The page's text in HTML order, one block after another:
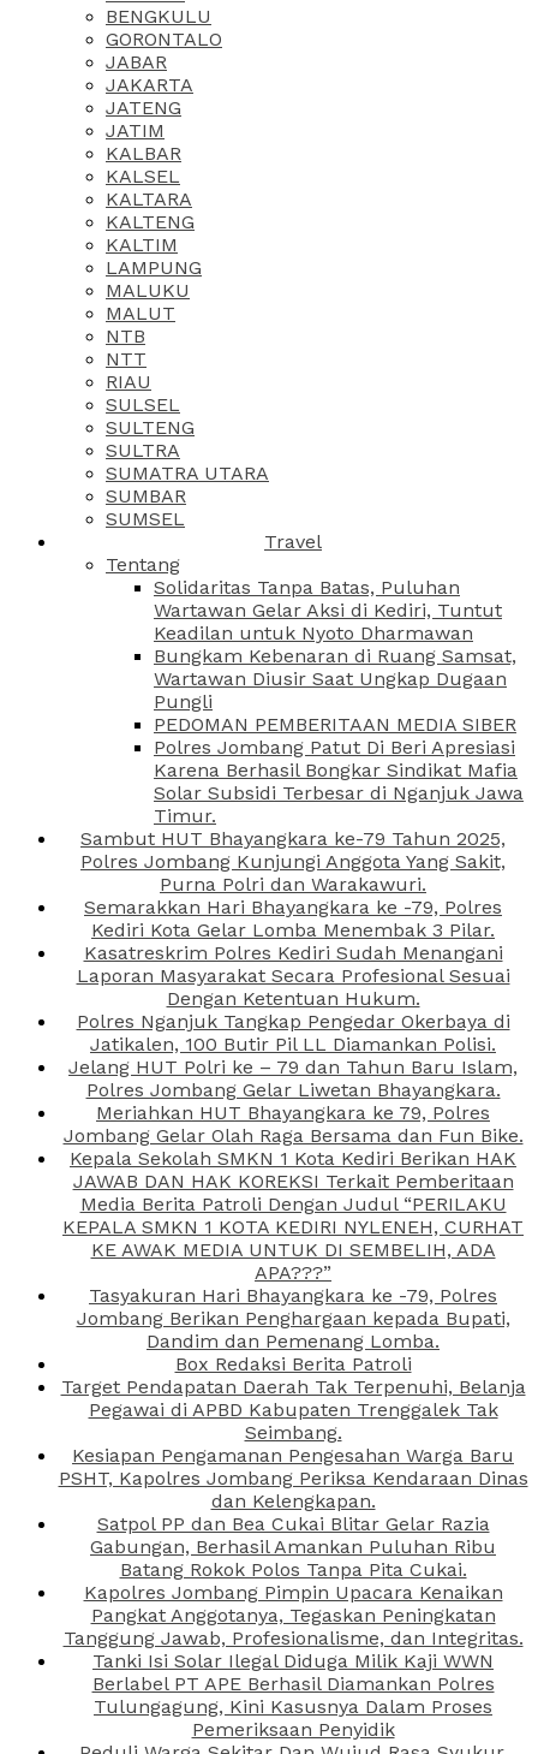
BENGKULU
GORONTALO
JABAR
JAKARTA
JATENG
JATIM
KALBAR
KALSEL
KALTARA
KALTENG
KALTIM
LAMPUNG
MALUKU
MALUT
NTB
NTT
RIAU
SULSEL
SULTENG
SULTRA
SUMATRA UTARA
SUMBAR
SUMSEL
Travel
Tentang
Solidaritas Tanpa Batas, Puluhan
Wartawan Gelar Aksi di Kediri, Tuntut
Keadilan untuk Nyoto Dharmawan
Bungkam Kebenaran di Ruang Samsat,
Wartawan Diusir Saat Ungkap Dugaan
Pungli
PEDOMAN PEMBERITAAN MEDIA SIBER
Polres Jombang Patut Di Beri Apresiasi
Karena Berhasil Bongkar Sindikat Mafia
Solar Subsidi Terbesar di Nganjuk Jawa
Timur.
Sambut HUT Bhayangkara ke-79 Tahun 2025,
Polres Jombang Kunjungi Anggota Yang Sakit,
Purna Polri dan Warakawuri.
Semarakkan Hari Bhayangkara ke -79, Polres
Kediri Kota Gelar Lomba Menembak 3 Pilar.
Kasatreskrim Polres Kediri Sudah Menangani
Laporan Masyarakat Secara Profesional Sesuai
Dengan Ketentuan Hukum.
Polres Nganjuk Tangkap Pengedar Okerbaya di
Jatikalen, 100 Butir Pil LL Diamankan Polisi.
Jelang HUT Polri ke – 79 dan Tahun Baru Islam,
Polres Jombang Gelar Liwetan Bhayangkara.
Meriahkan HUT Bhayangkara ke 79, Polres
Jombang Gelar Olah Raga Bersama dan Fun Bike.
Kepala Sekolah SMKN 1 Kota Kediri Berikan HAK
JAWAB DAN HAK KOREKSI Terkait Pemberitaan
Media Berita Patroli Dengan Judul “PERILAKU
KEPALA SMKN 1 KOTA KEDIRI NYLENEH, CURHAT
KE AWAK MEDIA UNTUK DI SEMBELIH, ADA
APA???”
Tasyakuran Hari Bhayangkara ke -79, Polres
Jombang Berikan Penghargaan kepada Bupati,
Dandim dan Pemenang Lomba.
Box Redaksi Berita Patroli
Target Pendapatan Daerah Tak Terpenuhi, Belanja
Pegawai di APBD Kabupaten Trenggalek Tak
Seimbang.
Kesiapan Pengamanan Pengesahan Warga Baru
PSHT, Kapolres Jombang Periksa Kendaraan Dinas
dan Kelengkapan.
Satpol PP dan Bea Cukai Blitar Gelar Razia
Gabungan, Berhasil Amankan Puluhan Ribu
Batang Rokok Polos Tanpa Pita Cukai.
Kapolres Jombang Pimpin Upacara Kenaikan
Pangkat Anggotanya, Tegaskan Peningkatan
Tanggung Jawab, Profesionalisme, dan Integritas.
Tanki Isi Solar Ilegal Diduga Milik Kaji WWN
Berlabel PT APE Berhasil Diamankan Polres
Tulungagung, Kini Kasusnya Dalam Proses
Pemeriksaan Penyidik